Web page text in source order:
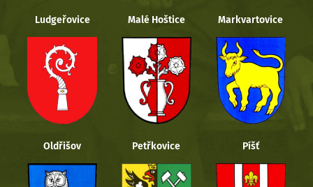
Ludgeřovice Malé Hoštice Markvartovice
Oldřišov Petřkovice Píšť